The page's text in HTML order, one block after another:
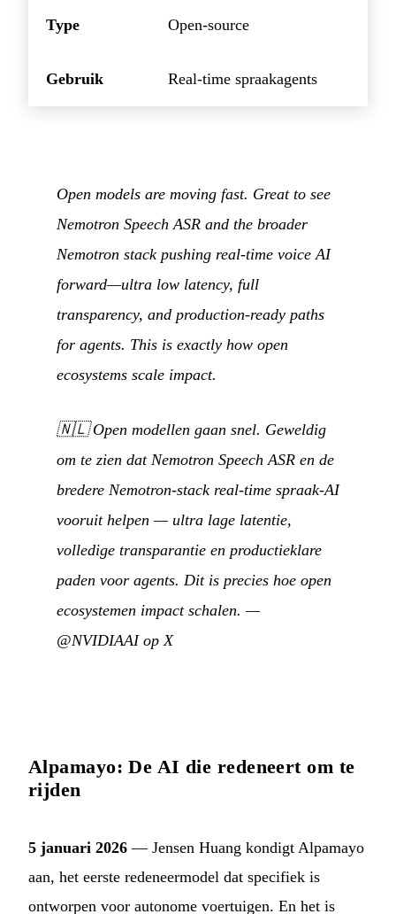
Type Open-source
Gebruik Real-time spraakagents
Open models are moving fast. Great to see
Nemotron Speech ASR and the broader
Nemotron stack pushing real-time voice AI
forward—ultra low latency, full
transparency, and production-ready paths
for agents. This is exactly how open
ecosystems scale impact.
🇳🇱Open modellen gaan snel. Geweldig
om te zien dat Nemotron Speech ASR en de
bredere Nemotron-stack real-time spraak-AI
vooruit helpen — ultra lage latentie,
volledige transparantie en productieklare
paden voor agents. Dit is precies hoe open
ecosystemen impact schalen. —
@NVIDIAAI op X
Alpamayo: De AI die redeneert om te
rijden
5 januari 2026 — Jensen Huang kondigt Alpamayo
aan, het eerste redeneermodel dat specifiek is
ontworpen voor autonome voertuigen. En het is